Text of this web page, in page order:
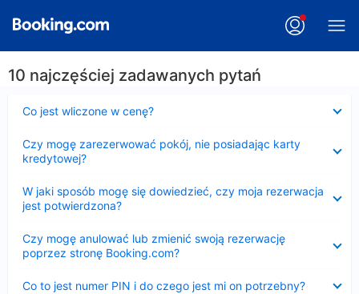
10 najczęściej zadawanych pytań
Co jest wliczone w cenę?
Czy mogę zarezerwować pokój, nie posiadając karty
kredytowej?
W jaki sposób mogę się dowiedzieć, czy moja rezerwacja
jest potwierdzona?
Czy mogę anulować lub zmienić swoją rezerwację
poprzez stronę Booking.com?
Co to jest numer PIN i do czego jest mi on potrzebny?